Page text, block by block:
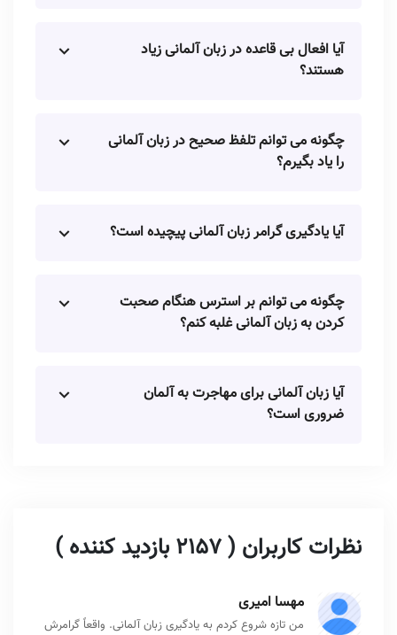
آیا افعال بی قاعده در زبان آلمانی زیاد
هستند؟
چگونه می توانم تلفظ صحیح در زبان آلمانی
را یاد بگیرم؟
آیا یادگیری گرامر زبان آلمانی پیچیده است؟
چگونه می توانم بر استرس هنگام صحبت
کردن به زبان آلمانی غلبه کنم؟
آیا زبان آلمانی برای مهاجرت به آلمان
ضروری است؟
نظرات کاربران ( 2157 بازدید کننده )
مهسا امیری
من تازه شروع کردم به یادگیری زبان آلمانی. واقعاً گرامرش